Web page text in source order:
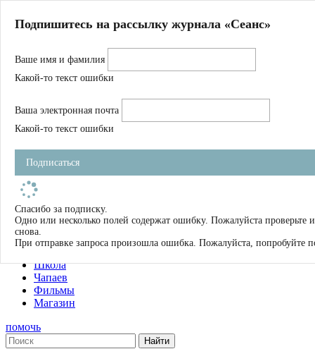
Магазин
Журнал
Школа
Устав
Фильмы
Имена
Тэги
О нас
Журнал
Книги
Школа
Чапаев
Фильмы
Магазин
помочь
Подпишитесь на рассылку журнала «Сеанс»
Ваше имя и фамилия
Какой-то текст ошибки
Ваша электронная почта
Какой-то текст ошибки
Подписаться
Спасибо за подписку.
Одно или несколько полей содержат ошибку. Пожалуйста проверьте
снова.
При отправке запроса произошла ошибка. Пожалуйста, попробуйте